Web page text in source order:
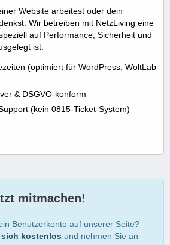
Website arbeitest oder dein
Wir betreiben mit NetzLiving eine
auf Performance, Sicherheit und
ist.
(optimiert für WordPress, WoltLab
& DSGVO-konform
(kein 0815-Ticket-System)
mitmachen!
Benutzerkonto auf unserer Seite?
sich kostenlos und nehmen Sie an